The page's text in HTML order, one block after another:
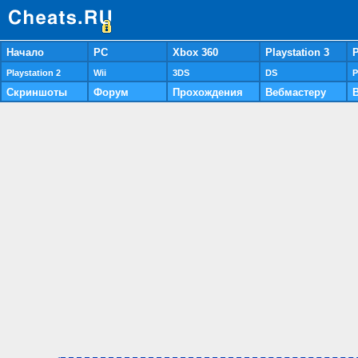
Начало PC Xbox 360 Playstation 3
Playstation 2 Wii 3DS DS
Скриншоты Форум Прохождения Вебмастеру